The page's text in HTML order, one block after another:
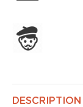
DESCRIPTION